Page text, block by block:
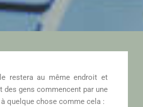
restera au même endroit et
des gens commencent par une
quelque chose comme cela :